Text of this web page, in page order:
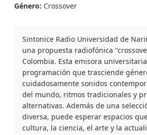
Género: Crossover
Sintonice Radio Universidad de
una propuesta radiofónica
Colombia. Esta emisora
programación que trasciende
cuidadosamente sonidos
del mundo, ritmos tradicionales y
alternativas. Además de una
diversa, puede esperar espacios
cultura, la ciencia, el arte y la